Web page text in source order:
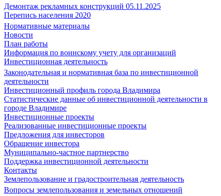
Демонтаж рекламных конструкций 05.11.2025
Перепись населения 2020
Нормативные материалы
Новости
План работы
Информация по воинскому учету для организаций
Инвестиционная деятельность
Законодательная и нормативная база по инвестиционной
деятельности
Инвестиционный профиль города Владимира
Статистические данные об инвестиционной деятельности в
городе Владимире
Инвестиционные проекты
Реализованные инвестиционные проекты
Предложения для инвесторов
Обращение инвестора
Муниципально-частное партнерство
Поддержка инвестиционной деятельности
Контакты
Землепользование и градостроительная деятельность
Вопросы землепользования и земельных отношений